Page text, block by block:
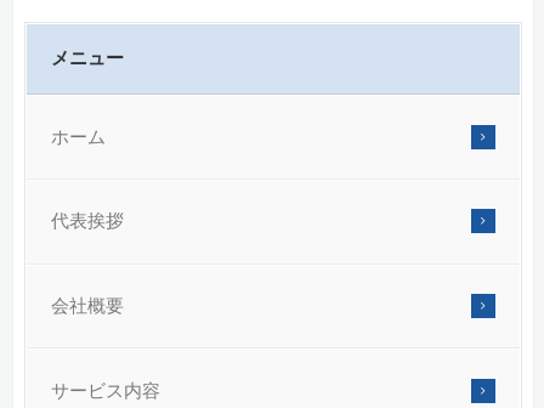
メニュー
ホーム
代表挨拶
会社概要
サービス内容